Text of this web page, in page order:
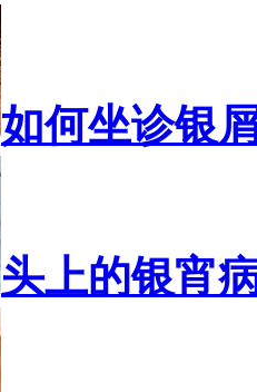
如何坐诊银
头上的银宵